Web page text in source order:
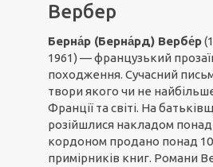
Вербер
Берна́р (Берна́рд) Вербе́р
1961) — французький
походження. Сучасний
твори якого чи не
Франції та світі. На
розійшлися накладом понад
кордоном продано понад
примірників книг. Романи